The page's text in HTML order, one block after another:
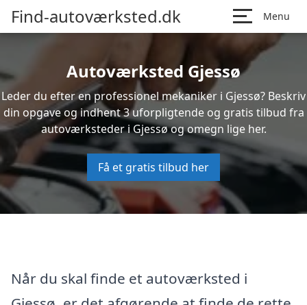
Find-autoværksted.dk Menu
Autoværksted Gjessø
Leder du efter en professionel mekaniker i Gjessø? Beskriv
din opgave og indhent 3 uforpligtende og gratis tilbud fra
autoværksteder i Gjessø og omegn lige her.
Få et gratis tilbud her
Når du skal finde et autoværksted i